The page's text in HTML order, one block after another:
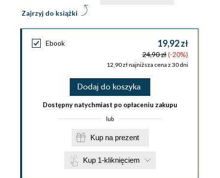
Zajrzyj do książki
Ebook 19,92 zł
24,90 zł(-20%)
12,90 zł najniższa cena z 30 dni
Dodaj do koszyka
Dostępny natychmiast po opłaceniu zakupu
lub
Kup na prezent
Kup 1-kliknięciem